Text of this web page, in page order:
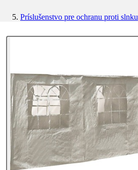
Príslušenstvo pre ochranu proti slnku